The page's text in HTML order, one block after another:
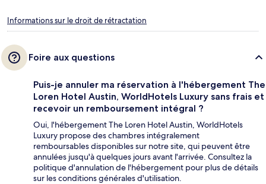
Informations sur le droit de rétractation
Foire aux questions
Puis-je annuler ma réservation à l'hébergement The
Loren Hotel Austin, WorldHotels Luxury sans frais et
recevoir un remboursement intégral ?
Oui, l'hébergement The Loren Hotel Austin, WorldHotels
Luxury propose des chambres intégralement
remboursables disponibles sur notre site, qui peuvent être
annulées jusqu'à quelques jours avant l'arrivée. Consultez la
politique d'annulation de l'hébergement pour plus de détails
sur les conditions générales d'utilisation.